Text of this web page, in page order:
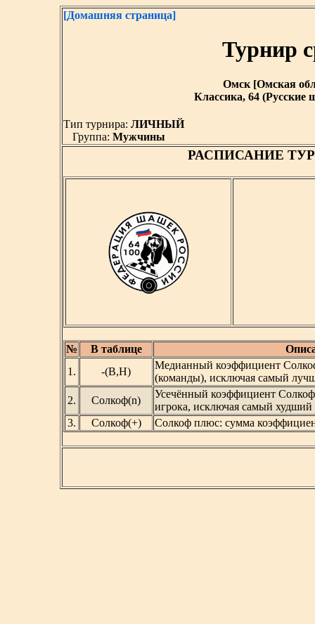
[Домашняя страница]
Турнир
Омск [Омская
Классика, 64
Тип турнира: ЛИЧНЫЙ
Группа: Мужчины
РАСПИСАНИЕ
№ В таблице
1.
-(В,Н)
Медианный коэффициент
(команды), исключая самый
2.
Солкоф(n)
Усечённый коэффициент
игрока, исключая самый худший
3.
Солкоф(+) Солкоф плюс: сумма